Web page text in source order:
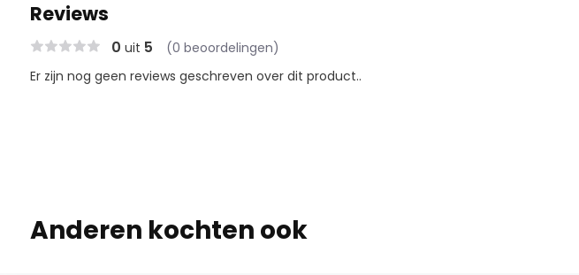
Reviews
0 uit 5 (0 beoordelingen)
Er zijn nog geen reviews geschreven over dit product..
Anderen kochten ook